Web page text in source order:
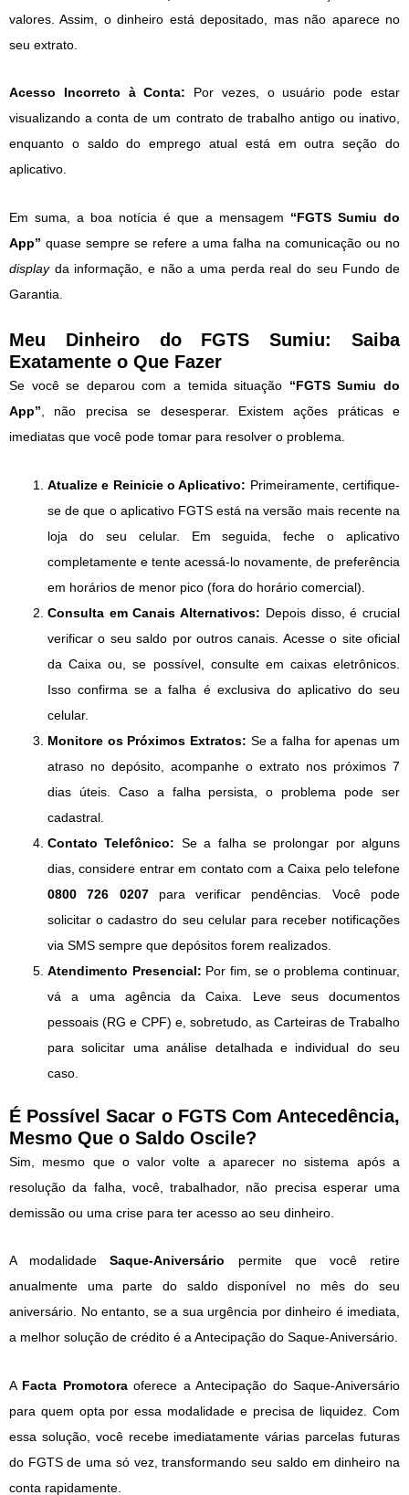
valores. Assim, o dinheiro está depositado, mas não aparece no
seu extrato.
Acesso Incorreto à Conta: Por vezes, o usuário pode estar
visualizando a conta de um contrato de trabalho antigo ou inativo,
enquanto o saldo do emprego atual está em outra seção do
aplicativo.
Em suma, a boa notícia é que a mensagem “FGTS Sumiu do
App” quase sempre se refere a uma falha na comunicação ou no
displayda informação, e não a uma perda real do seu Fundo de
Garantia.
Meu Dinheiro do FGTS Sumiu: Saiba
Exatamente o Que Fazer
Se você se deparou com a temida situação “FGTS Sumiu do
App”, não precisa se desesperar. Existem ações práticas e
imediatas que você pode tomar para resolver o problema.
Atualize e Reinicie o Aplicativo: Primeiramente, certifique-
se de que o aplicativo FGTS está na versão mais recente na
loja do seu celular. Em seguida, feche o aplicativo
completamente e tente acessá-lo novamente, de preferência
em horários de menor pico (fora do horário comercial).
Consulta em Canais Alternativos: Depois disso, é crucial
verificar o seu saldo por outros canais. Acesse o site oficial
da Caixa ou, se possível, consulte em caixas eletrônicos.
Isso confirma se a falha é exclusiva do aplicativo do seu
celular.
Monitore os Próximos Extratos: Se a falha for apenas um
atraso no depósito, acompanhe o extrato nos próximos 7
dias úteis. Caso a falha persista, o problema pode ser
cadastral.
Contato Telefônico: Se a falha se prolongar por alguns
dias, considere entrar em contato com a Caixa pelo telefone
0800 726 0207para verificar pendências. Você pode
solicitar o cadastro do seu celular para receber notificações
via SMS sempre que depósitos forem realizados.
Atendimento Presencial: Por fim, se o problema continuar,
vá a uma agência da Caixa. Leve seus documentos
pessoais (RG e CPF) e, sobretudo, as Carteiras de Trabalho
para solicitar uma análise detalhada e individual do seu
caso.
É Possível Sacar o FGTS Com Antecedência,
Mesmo Que o Saldo Oscile?
Sim, mesmo que o valor volte a aparecer no sistema após a
resolução da falha, você, trabalhador, não precisa esperar uma
demissão ou uma crise para ter acesso ao seu dinheiro.
A modalidadeSaque-Aniversário permite que você retire
anualmente uma parte do saldo disponível no mês do seu
aniversário. No entanto, se a sua urgência por dinheiro é imediata,
a melhor solução de crédito é a Antecipação do Saque-Aniversário.
A Facta Promotoraoferece a Antecipação do Saque-Aniversário
para quem opta por essa modalidade e precisa de liquidez. Com
essa solução, você recebe imediatamente várias parcelas futuras
do FGTS de uma só vez, transformando seu saldo em dinheiro na
conta rapidamente.